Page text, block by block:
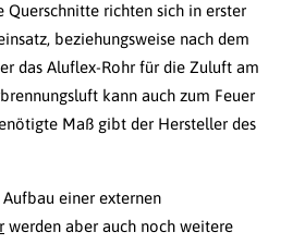
Querschnitte richten sich in erster
beziehungsweise nach dem
das Aluflex-Rohr für die Zuluft am
kann auch zum Feuer
Maß gibt der Hersteller des
einer externen
werden aber auch noch weitere